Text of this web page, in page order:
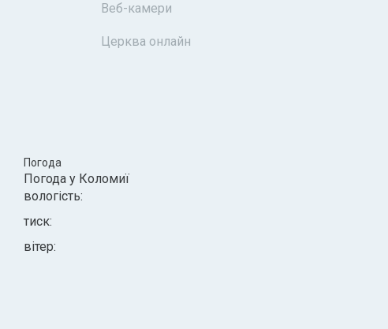
Веб-камери
Церква онлайн
Погода
Погода у Коломиї
вологість:
тиск:
вітер: